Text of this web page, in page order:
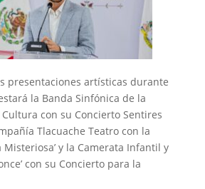
presentaciones artísticas durante
la Banda Sinfónica de la
con su Concierto Sentires
Tlacuache Teatro con la
Misteriosa’ y la Camerata Infantil y
con su Concierto para la